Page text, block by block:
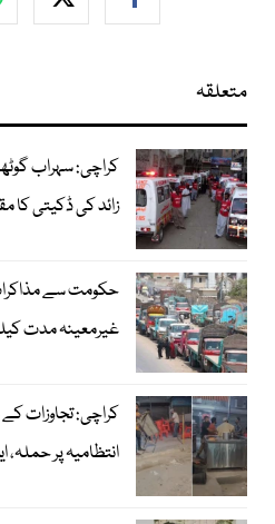
متعلقہ
زائد کی ڈکیتی کا مقدمہ 4 ملزمان
حکومت سے مذاکرات
غیرمعینہ مدت
کراچی: تجاوزات
انتظامیہ پر